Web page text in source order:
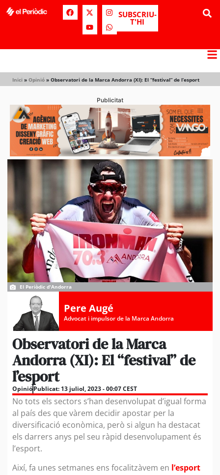
SUBSCRIU-
T'HI
Inici » Opinió » Observatori de la Marca Andorra (XI): El “festival” de l’esport
Publicitat
El Periòdic d'Andorra
Pere Augé
Advocat i impulsor de la Marca Andorra
Observatori de la Marca
Andorra (XI): El “festival” de
l’esport
OpinióPublicat: 13 juliol, 2023 - 00:07 CEST
No tots els sectors s’han desenvolupat d’igual forma
al país des que vàrem decidir apostar per la
diversificació econòmica, però si algun ha destacat
els darrers anys pel seu ràpid desenvolupament és
l’esport.
Així, fa unes setmanes ens focalitzàvem en l’esport